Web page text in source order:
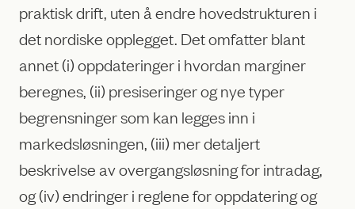
praktisk drift, uten å endre hovedstrukturen i
det nordiske opplegget. Det omfatter blant
annet (i) oppdateringer i hvordan marginer
beregnes, (ii) presiseringer og nye typer
begrensninger som kan legges inn i
markedsløsningen, (iii) mer detaljert
beskrivelse av overgangsløsning for intradag,
og (iv) endringer i reglene for oppdatering og